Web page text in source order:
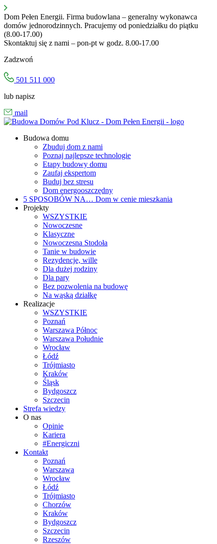
Przejdź
do
treści
Dom Pełen Energii. Firma budowlana – generalny wykonawca
domów jednorodzinnych. Pracujemy od poniedziałku do piątku
(8.00-17.00)
Skontaktuj się z nami – pon-pt w godz. 8.00-17.00
Zadzwoń
501 511 000
lub napisz
mail
Budowa domu
Zbuduj dom z nami
Poznaj najlepsze technologie
Etapy budowy domu
Zaufaj ekspertom
Buduj bez stresu
Dom energooszczędny
5 SPOSOBÓW NA… Dom w cenie mieszkania
Projekty
WSZYSTKIE
Nowoczesne
Klasyczne
Nowoczesna Stodoła
Tanie w budowie
Rezydencje, wille
Dla dużej rodziny
Dla pary
Bez pozwolenia na budowę
Na wąską działkę
Realizacje
WSZYSTKIE
Poznań
Warszawa Północ
Warszawa Południe
Wrocław
Łódź
Trójmiasto
Kraków
Śląsk
Bydgoszcz
Szczecin
Strefa wiedzy
O nas
Opinie
Kariera
#Energiczni
Kontakt
Poznań
Warszawa
Wrocław
Łódź
Trójmiasto
Chorzów
Kraków
Bydgoszcz
Szczecin
Rzeszów